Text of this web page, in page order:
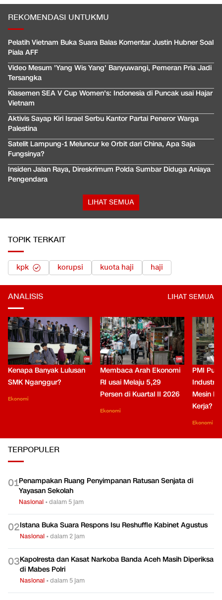
REKOMENDASI UNTUKMU
Pelatih Vietnam Buka Suara Balas Komentar Justin Hubner Soal
Piala AFF
Video Mesum 'Yang Wis Yang' Banyuwangi, Pemeran Pria Jadi
Tersangka
Klasemen SEA V Cup Women's: Indonesia di Puncak usai Hajar
Vietnam
Aktivis Sayap Kiri Israel Serbu Kantor Partai Peneror Warga
Palestina
Satelit Lampung-1 Meluncur ke Orbit dari China, Apa Saja
Fungsinya?
Insiden Jalan Raya, Direskrimum Polda Sumbar Diduga Aniaya
Pengendara
LIHAT SEMUA
TOPIK TERKAIT
kpk korupsi kuota haji haji
ANALISIS LIHAT SEMUA
Kenapa Banyak Lulusan
SMK Nganggur?
Ekonomi
Membaca Arah Ekonomi
RI usai Melaju 5,29
Persen di Kuartal II 2026
Ekonomi
PMI
Industri
Mesin
Kerja?
Ekonomi
TERPOPULER
01Penampakan Ruang Penyimpanan Ratusan Senjata di
Yayasan Sekolah
Nasional •dalam 5 jam
02Istana Buka Suara Respons Isu Reshuffle Kabinet Agustus
Nasional •dalam 2 jam
03Kapolresta dan Kasat Narkoba Banda Aceh Masih Diperiksa
di Mabes Polri
Nasional •dalam 5 jam